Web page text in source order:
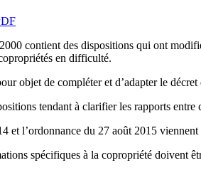
contient des dispositions qui ont
en difficulté.
objet de compléter et d’adapter le
tendant à clarifier les rapports
et l’ordonnance du 27 août 2015
spécifiques à la copropriété doivent